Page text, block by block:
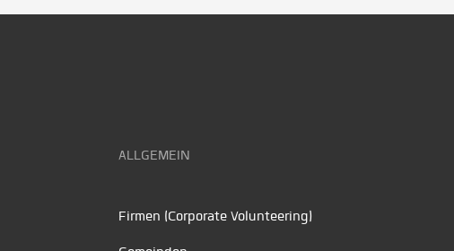
ALLGEMEIN
Firmen (Corporate Volunteering)